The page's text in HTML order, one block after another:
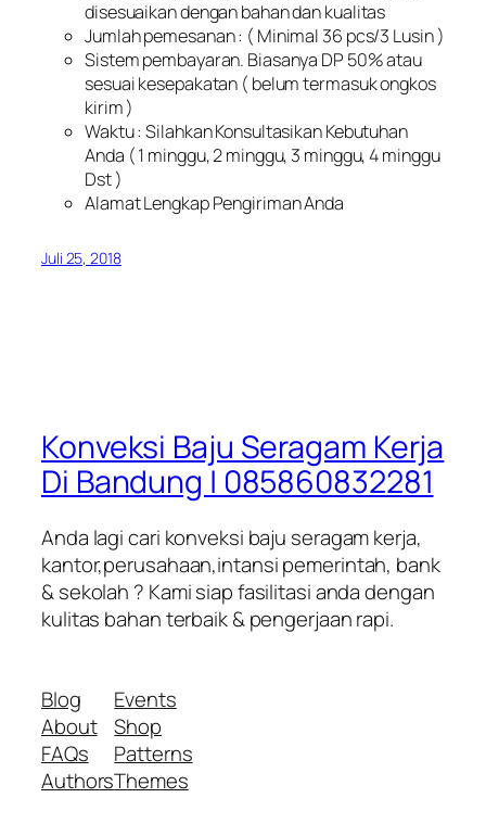
disesuaikan dengan bahan dan kualitas
Jumlah pemesanan : ( Minimal 36 pcs/3 Lusin )
Sistem pembayaran. Biasanya DP 50% atau
sesuai kesepakatan ( belum termasuk ongkos
kirim )
Waktu : Silahkan Konsultasikan Kebutuhan
Anda ( 1 minggu, 2 minggu, 3 minggu, 4 minggu
Dst )
Alamat Lengkap Pengiriman Anda
Juli 25, 2018
Konveksi Baju Seragam Kerja
Di Bandung | 085860832281
Anda lagi cari konveksi baju seragam kerja,
kantor,perusahaan,intansi pemerintah, bank
& sekolah ? Kami siap fasilitasi anda dengan
kulitas bahan terbaik & pengerjaan rapi.
Blog
About
FAQs
Authors
Events
Shop
Patterns
Themes